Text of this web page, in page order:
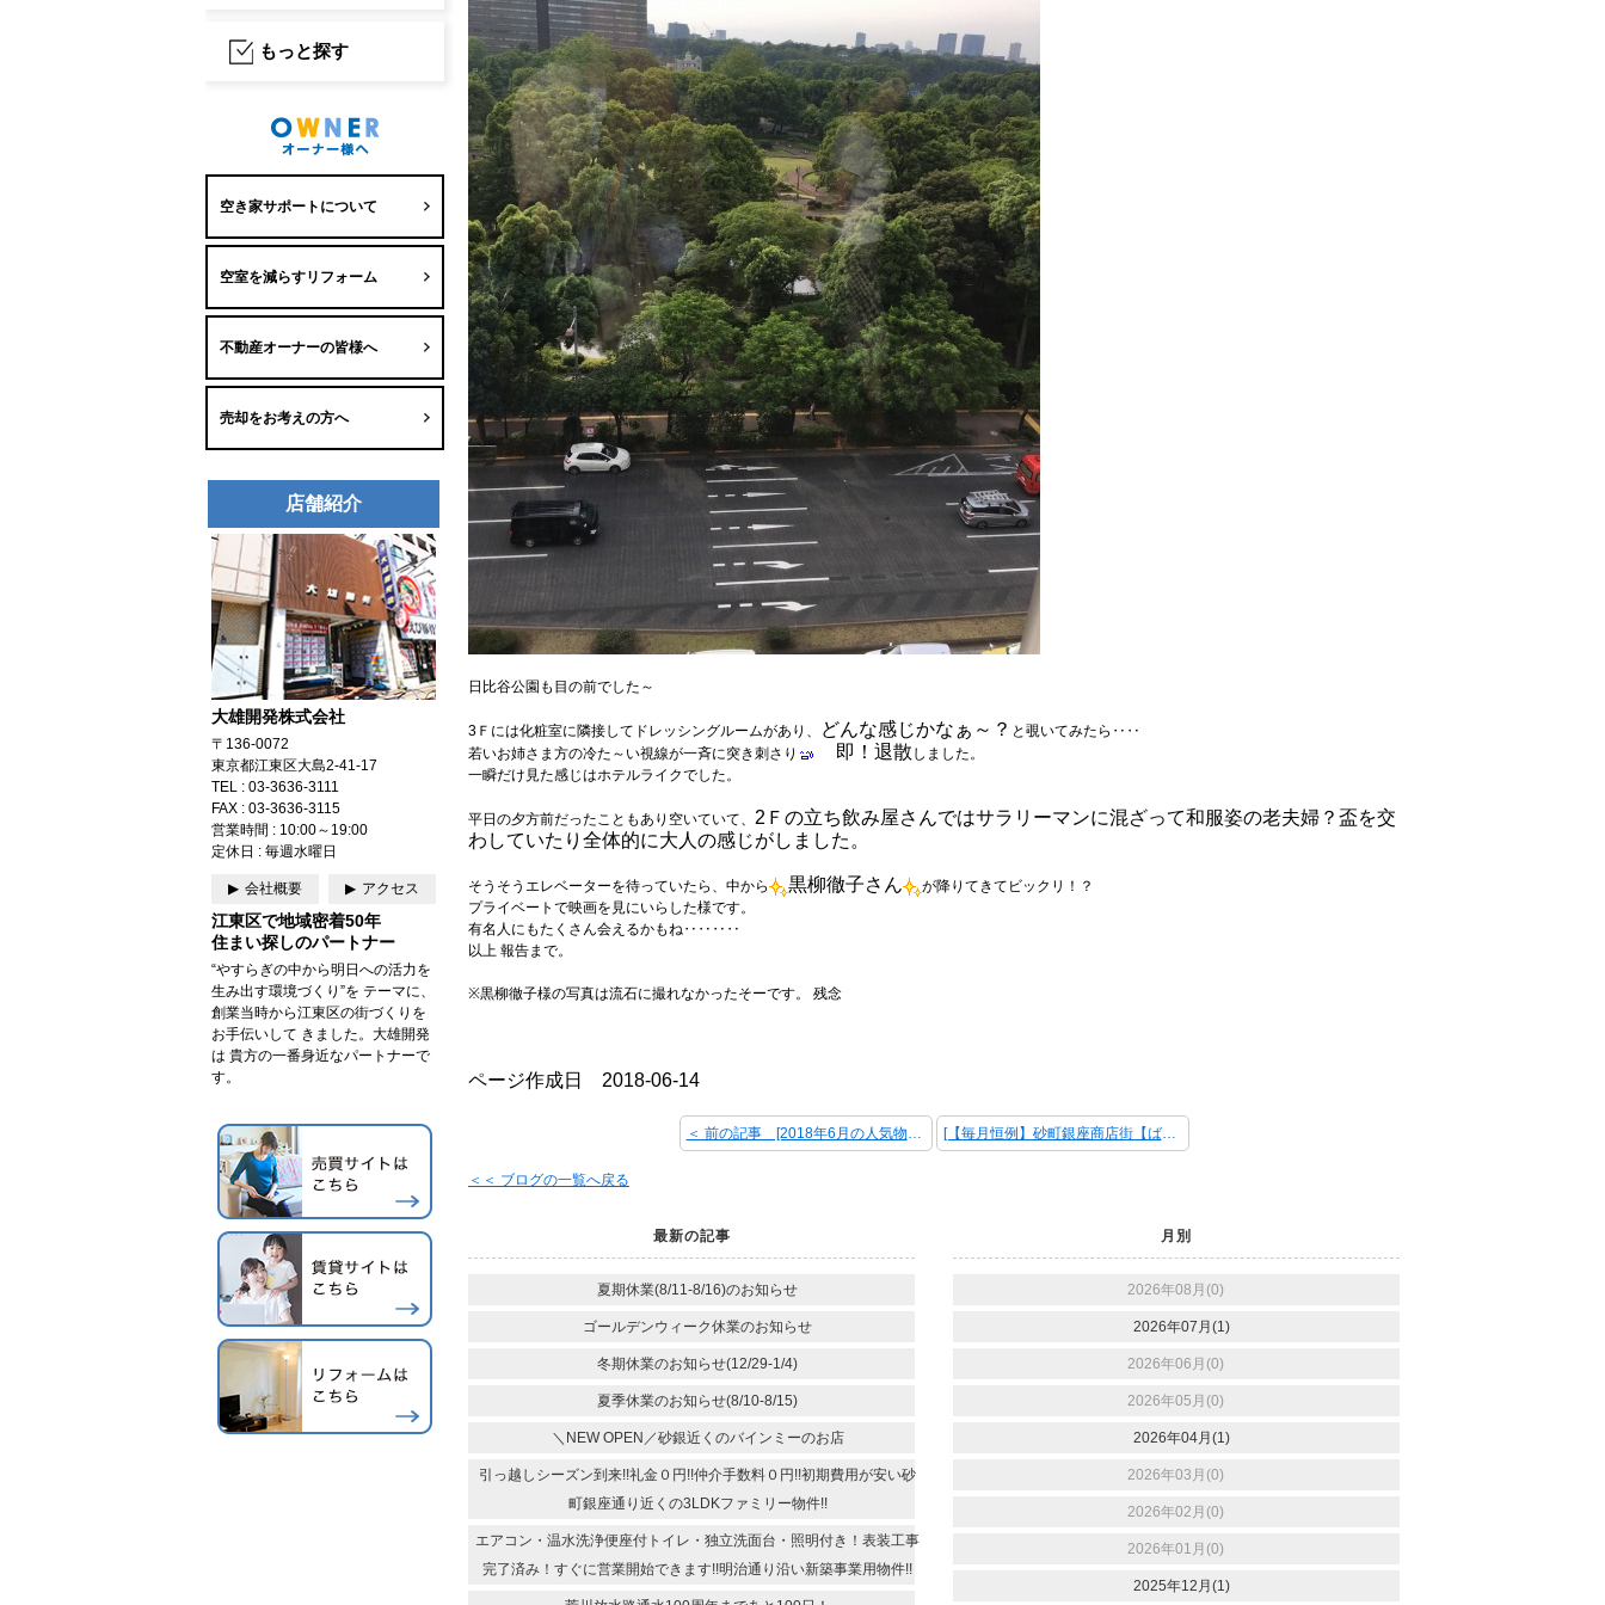
日比谷公園も目の前でした～
3Ｆには化粧室に隣接してドレッシングルームがあり、 どんな感じかなぁ～？ と覗いてみたら‥‥
若いお姉さま方の冷た～い視線が一斉に突き刺さり
即！退散 しました。
一瞬だけ見た感じはホテルライクでした。
平日の夕方前だったこともあり空いていて、 2Ｆの立ち飲み屋さんではサラリーマンに混ざって和服姿の老夫婦？盃を交
わしていたり全体的に大人の感じがしました。
そうそうエレベーターを待っていたら、中から 黒柳徹子さん
が降りてきてビックリ！？
プライベートで映画を見にいらした様です。
有名人にもたくさん会えるかもね‥‥‥‥
以上 報告まで。
※黒柳徹子様の写真は流石に撮れなかったそーです。 残念
ページ作成日 2018-06-14
＜ 前の記事 [2018年6月の人気物件ランキング！] [【毎月恒例】砂町銀座商店街【ばか値市】] 次の記事 ＞
＜＜ ブログの一覧へ戻る
最新の記事
夏期休業(8/11-8/16)のお知らせ
ゴールデンウィーク休業のお知らせ
冬期休業のお知らせ(12/29-1/4)
夏季休業のお知らせ(8/10-8/15)
＼NEW OPEN／砂銀近くのバインミーのお店
引っ越しシーズン到来!!礼金０円!!仲介手数料０円!!初期費用が安い砂
町銀座通り近くの3LDKファミリー物件!!
エアコン・温水洗浄便座付トイレ・独立洗面台・照明付き！表装工事
完了済み！すぐに営業開始できます!!明治通り沿い新築事業用物件!!
月別
2026年08月(0)
2026年07月(1)
2026年06月(0)
2026年05月(0)
2026年04月(1)
2026年03月(0)
2026年02月(0)
2026年01月(0)
2025年12月(1)
もっと探す
空き家サポートについて
空室を減らすリフォーム
不動産オーナーの皆様へ
売却をお考えの方へ
店舗紹介
大雄開発株式会社
〒136-0072
東京都江東区大島2-41-17
TEL : 03-3636-3111
FAX : 03-3636-3115
営業時間 : 10:00～19:00
定休日 : 毎週水曜日
会社概要 アクセス
江東区で地域密着50年
住まい探しのパートナー
“やすらぎの中から明日への活力を
生み出す環境づくり”を テーマに、
創業当時から江東区の街づくりを
お手伝いして きました。大雄開発
は 貴方の一番身近なパートナーで
す。